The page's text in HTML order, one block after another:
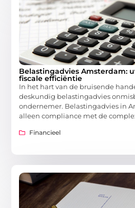
Belastingadvies Amsterdam:
fiscale efficiëntie
In het hart van de bruisende
deskundig belastingadvies
ondernemer. Belastingadvies in
alleen compliance met de
Financieel